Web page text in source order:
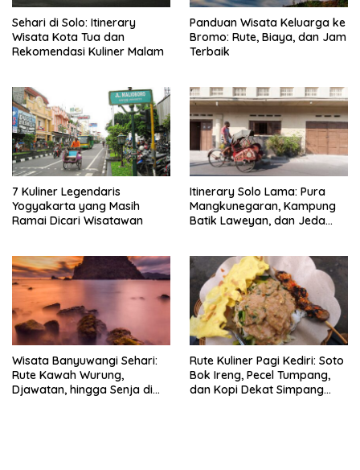
Sehari di Solo: Itinerary
Wisata Kota Tua dan
Rekomendasi Kuliner Malam
Panduan Wisata Keluarga ke
Bromo: Rute, Biaya, dan Jam
Terbaik
7 Kuliner Legendaris
Yogyakarta yang Masih
Ramai Dicari Wisatawan
Itinerary Solo Lama: Pura
Mangkunegaran, Kampung
Batik Laweyan, dan Jeda
Wisata Banyuwangi Sehari:
Rute Kawah Wurung,
Djawatan, hingga Senja di
Rute Kuliner Pagi Kediri: Soto
Bok Ireng, Pecel Tumpang,
dan Kopi Dekat Simpang